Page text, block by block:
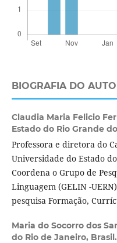
BIOGRAFIA DO
Claudia Maria Felicio
Estado do Rio Grande
Professora e diretora do
Universidade do Estado
Coordena o Grupo de
Linguagem (GELIN -
pesquisa Formação,
Maria do Socorro dos
do Rio de Janeiro, Brasil.